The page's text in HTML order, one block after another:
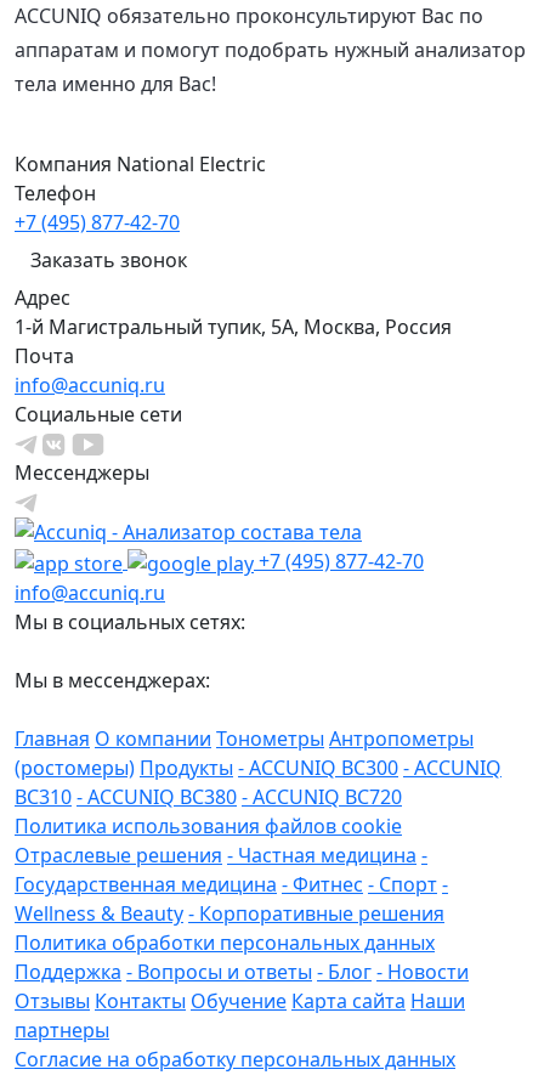
ACCUNIQ обязательно проконсультируют Вас по
аппаратам и помогут подобрать нужный анализатор
тела именно для Вас!
Компания National Electric
Телефон
+7 (495) 877-42-70
Заказать звонок
Адрес
1-й Магистральный тупик, 5А, Москва, Россия
Почта
info@accuniq.ru
Социальные сети
Мессенджеры
+7 (495) 877-42-70
info@accuniq.ru
Мы в социальных сетях:
Мы в мессенджерах:
Главная О компании Тонометры Антропометры
(ростомеры) Продукты - ACCUNIQ BC300- ACCUNIQ
BC310- ACCUNIQ BC380- ACCUNIQ BC720
Политика использования файлов cookie
Отраслевые решения - Частная медицина -
Государственная медицина - Фитнес - Спорт-
Wellness & Beauty- Корпоративные решения
Политика обработки персональных данных
Поддержка - Вопросы и ответы - Блог- Новости
Отзывы Контакты Обучение Карта сайта Наши
партнеры
Согласие на обработку персональных данных